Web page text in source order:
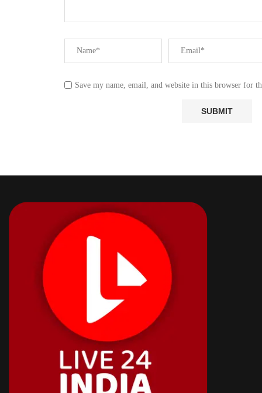
Save my name, email, and website in this browser for